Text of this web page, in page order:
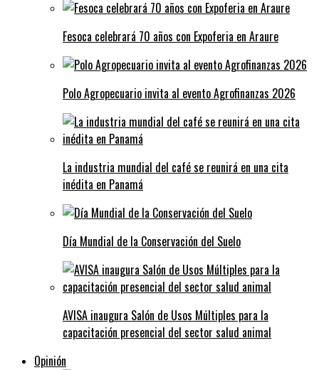
Fesoca celebrará 70 años con Expoferia en Araure
Polo Agropecuario invita al evento Agrofinanzas 2026
La industria mundial del café se reunirá en una cita
inédita en Panamá
Día Mundial de la Conservación del Suelo
AVISA inaugura Salón de Usos Múltiples para la
capacitación presencial del sector salud animal
Opinión